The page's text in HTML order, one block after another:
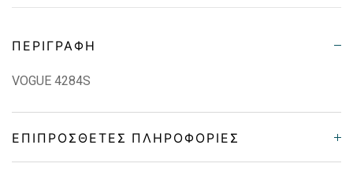
ΠΕΡΙΓΡΑΦΉ
VOGUE 4284S
ΕΠΙΠΡΌΣΘΕΤΕΣ ΠΛΗΡΟΦΟΡΊΕΣ